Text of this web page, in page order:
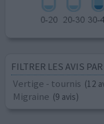
FILTRER LES AVIS
Vertige - tournis (12
Migraine (9 avis)